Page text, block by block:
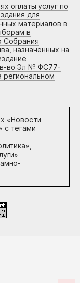
оплаты услуг по
для
материалов в
в
Собрания
назначенных на
во Эл № ФС77-
региональном
«Новости
с тегами